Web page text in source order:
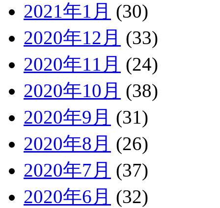
2021年1月 (30)
2020年12月 (33)
2020年11月 (24)
2020年10月 (38)
2020年9月 (31)
2020年8月 (26)
2020年7月 (37)
2020年6月 (32)